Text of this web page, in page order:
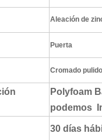
Aleación de
Puerta
Cromado
Polyfoam
podemos
30 días